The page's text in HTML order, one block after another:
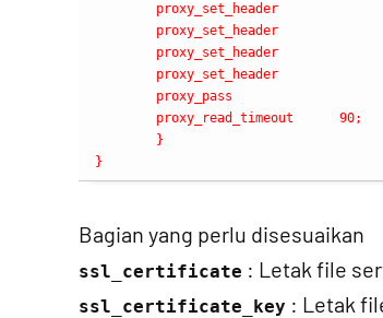
proxy_set_header
proxy_set_header
proxy_set_header
proxy_set_header
proxy_pass
        proxy_read_timeout      90;
        }
}
Bagian yang perlu disesuaikan
ssl_certificate : Letak file
ssl_certificate_key : Letak